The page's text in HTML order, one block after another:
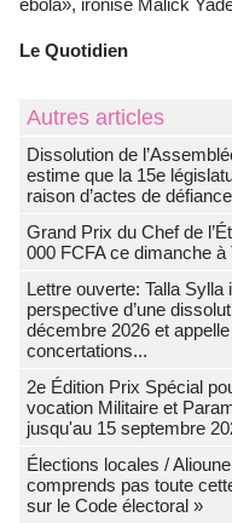
ébola», ironise Malick
Le Quotidien
Autres articles
Dissolution de
estime que la 15e
raison d’actes de
Grand Prix du Chef de
000 FCFA ce dimanche à
Lettre ouverte: Talla
perspective d’une
décembre 2026 et
concertations...
2e Édition Prix Spécial
vocation Militaire et
jusqu'au 15 septembre
Élections locales /
comprends pas toute
sur le Code électoral »